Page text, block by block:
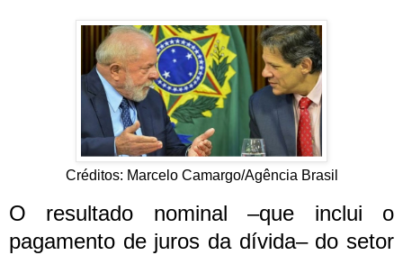
Créditos: Marcelo Camargo/Agência Brasil
O resultado nominal –que inclui o
pagamento de juros da dívida– do setor